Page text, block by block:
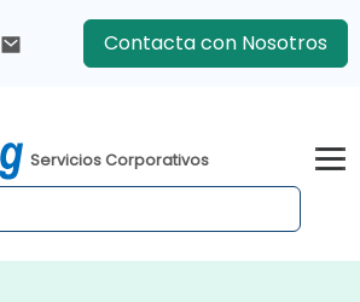
Contacta con Nosotros
Servicios Corporativos